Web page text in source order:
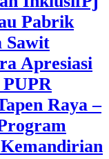
Pabrik
Sawit
Apresiasi
Raya –